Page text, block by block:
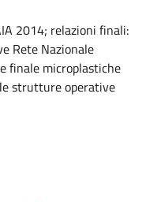
2014; relazioni finali:
Rete Nazionale
finale microplastiche
strutture operative